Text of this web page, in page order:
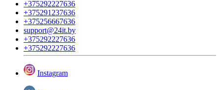
+375292227636
+375291237636
+375256667636
support@24it.by
+375292227636
+375292227636
Instagram